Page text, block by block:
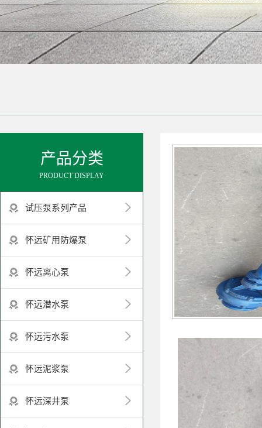
产品分类
PRODUCT DISPLAY
试压泵系列产品
怀远矿用防爆泵
怀远离心泵
怀远潜水泵
怀远污水泵
怀远泥浆泵
怀远深井泵